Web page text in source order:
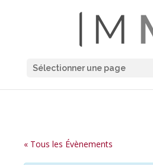
Sélectionner une page
« Tous les Évènements